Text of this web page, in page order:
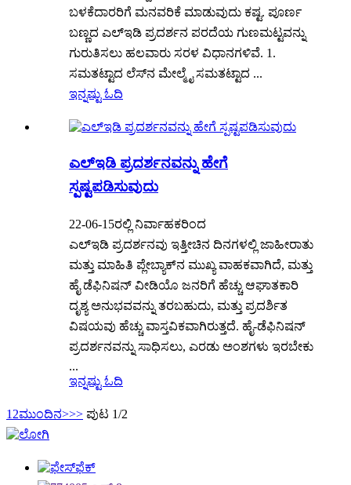
ಬಳಕೆದಾರರಿಗೆ ಮನವರಿಕೆ ಮಾಡುವುದು ಕಷ್ಟ. ಪೂರ್ಣ
ಬಣ್ಣದ ಎಲ್ಇಡಿ ಪ್ರದರ್ಶನ ಪರದೆಯ ಗುಣಮಟ್ಟವನ್ನು
ಗುರುತಿಸಲು ಹಲವಾರು ಸರಳ ವಿಧಾನಗಳಿವೆ. 1.
ಸಮತಟ್ಟಾದ ಲೆಸ್‌ನ ಮೇಲ್ಮೈ ಸಮತಟ್ಟಾದ ...
ಇನ್ನಷ್ಟು ಓದಿ
ಎಲ್ಇಡಿ ಪ್ರದರ್ಶನವನ್ನು ಹೇಗೆ
ಸ್ಪಷ್ಟಪಡಿಸುವುದು
22-06-15ರಲ್ಲಿ ನಿರ್ವಾಹಕರಿಂದ
ಎಲ್ಇಡಿ ಪ್ರದರ್ಶನವು ಇತ್ತೀಚಿನ ದಿನಗಳಲ್ಲಿ ಜಾಹೀರಾತು
ಮತ್ತು ಮಾಹಿತಿ ಪ್ಲೇಬ್ಯಾಕ್‌ನ ಮುಖ್ಯ ವಾಹಕವಾಗಿದೆ, ಮತ್ತು
ಹೈ ಡೆಫಿನಿಷನ್ ವೀಡಿಯೊ ಜನರಿಗೆ ಹೆಚ್ಚು ಆಘಾತಕಾರಿ
ದೃಶ್ಯ ಅನುಭವವನ್ನು ತರಬಹುದು, ಮತ್ತು ಪ್ರದರ್ಶಿತ
ವಿಷಯವು ಹೆಚ್ಚು ವಾಸ್ತವಿಕವಾಗಿರುತ್ತದೆ. ಹೈ-ಡೆಫಿನಿಷನ್
ಪ್ರದರ್ಶನವನ್ನು ಸಾಧಿಸಲು, ಎರಡು ಅಂಶಗಳು ಇರಬೇಕು
...
ಇನ್ನಷ್ಟು ಓದಿ
1 2ಮುಂದಿನ>>> ಪುಟ 1/2